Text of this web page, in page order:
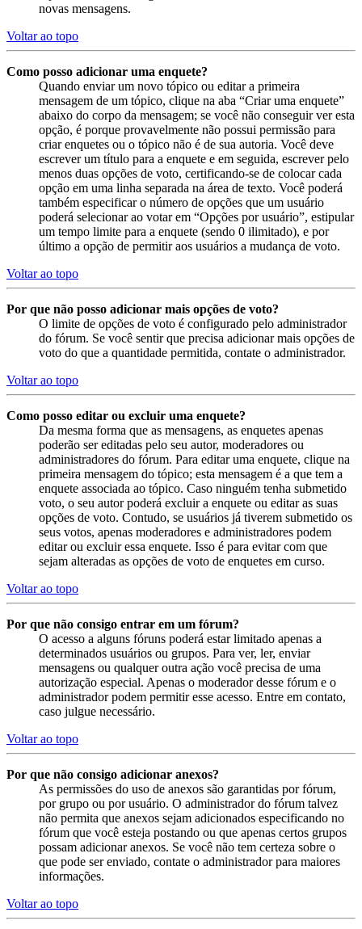
novas mensagens.
Voltar ao topo
Como posso adicionar uma enquete?
Quando enviar um novo tópico ou editar a primeira
mensagem de um tópico, clique na aba “Criar uma enquete”
abaixo do corpo da mensagem; se você não conseguir ver esta
opção, é porque provavelmente não possui permissão para
criar enquetes ou o tópico não é de sua autoria. Você deve
escrever um título para a enquete e em seguida, escrever pelo
menos duas opções de voto, certificando-se de colocar cada
opção em uma linha separada na área de texto. Você poderá
também especificar o número de opções que um usuário
poderá selecionar ao votar em “Opções por usuário”, estipular
um tempo limite para a enquete (sendo 0 ilimitado), e por
último a opção de permitir aos usuários a mudança de voto.
Voltar ao topo
Por que não posso adicionar mais opções de voto?
O limite de opções de voto é configurado pelo administrador
do fórum. Se você sentir que precisa adicionar mais opções de
voto do que a quantidade permitida, contate o administrador.
Voltar ao topo
Como posso editar ou excluir uma enquete?
Da mesma forma que as mensagens, as enquetes apenas
poderão ser editadas pelo seu autor, moderadores ou
administradores do fórum. Para editar uma enquete, clique na
primeira mensagem do tópico; esta mensagem é a que tem a
enquete associada ao tópico. Caso ninguém tenha submetido
voto, o seu autor poderá excluir a enquete ou editar as suas
opções de voto. Contudo, se usuários já tiverem submetido os
seus votos, apenas moderadores e administradores podem
editar ou excluir essa enquete. Isso é para evitar com que
sejam alteradas as opções de voto de enquetes em curso.
Voltar ao topo
Por que não consigo entrar em um fórum?
O acesso a alguns fóruns poderá estar limitado apenas a
determinados usuários ou grupos. Para ver, ler, enviar
mensagens ou qualquer outra ação você precisa de uma
autorização especial. Apenas o moderador desse fórum e o
administrador podem permitir esse acesso. Entre em contato,
caso julgue necessário.
Voltar ao topo
Por que não consigo adicionar anexos?
As permissões do uso de anexos são garantidas por fórum,
por grupo ou por usuário. O administrador do fórum talvez
não permita que anexos sejam adicionados especificando no
fórum que você esteja postando ou que apenas certos grupos
possam adicionar anexos. Se você não tem certeza sobre o
que pode ser enviado, contate o administrador para maiores
informações.
Voltar ao topo